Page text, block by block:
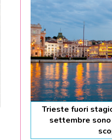
Trieste fuori
settembre